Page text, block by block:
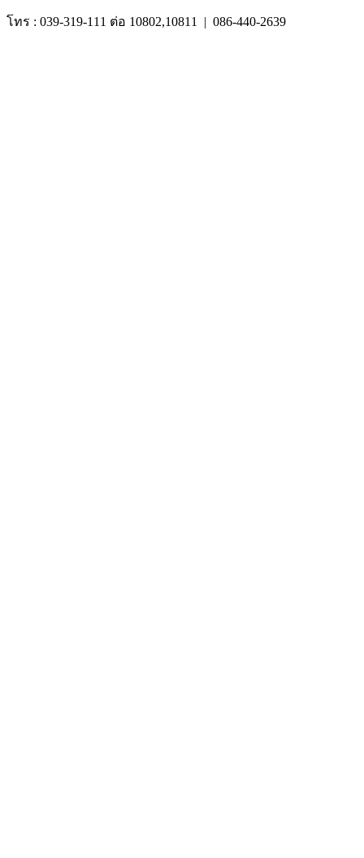
โทร : 039-319-111 ต่อ 10802,10811 | 086-440-2639